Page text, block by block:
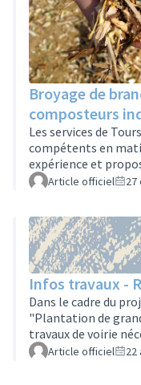
Broyage de
composteurs
Les services de
compétents en
expérience et
Velpeau de 9h à
Stock limité à 100 unités Service de
branches Apportez vos branches (diamètre inférieur à 7
cm, longueur
Article officiel 27
Infos travaux -
Dans le cadre du
"Plantation de
travaux de voirie
plantation d'arbres
Article officiel 22